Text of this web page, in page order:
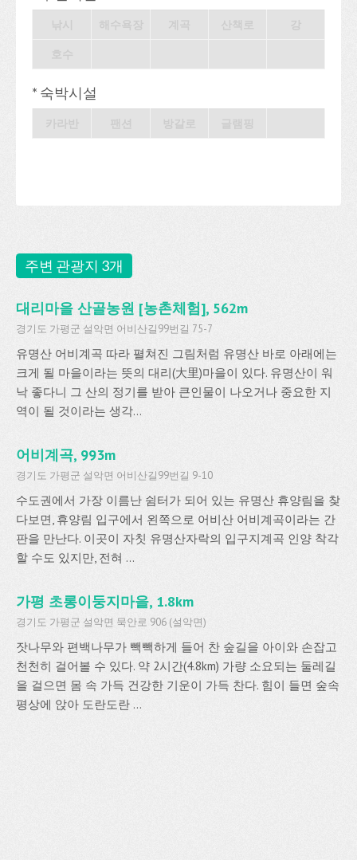
* 숙박시설
주변 관광지 3개
대리마을 산골농원 [농촌체험], 562m
경기도 가평군 설악면 어비산길99번길 75-7
유명산 어비계곡 따라 펼쳐진 그림처럼 유명산 바로 아래에는
크게 될 마을이라는 뜻의 대리(大里)마을이 있다. 유명산이 워
낙 좋다니 그 산의 정기를 받아 큰인물이 나오거나 중요한 지
역이 될 것이라는 생각...
어비계곡, 993m
경기도 가평군 설악면 어비산길99번길 9-10
수도권에서 가장 이름난 쉼터가 되어 있는 유명산 휴양림을 찾
다보면, 휴양림 입구에서 왼쪽으로 어비산 어비계곡이라는 간
판을 만난다. 이곳이 자칫 유명산자락의 입구지계곡 인양 착각
할 수도 있지만, 전혀 ...
가평 초롱이둥지마을, 1.8km
경기도 가평군 설악면 묵안로 906 (설악면)
잣나무와 편백나무가 빽빽하게 들어 찬 숲길을 아이와 손잡고
천천히 걸어볼 수 있다. 약 2시간(4.8km) 가량 소요되는 둘레길
을 걸으면 몸 속 가득 건강한 기운이 가득 찬다. 힘이 들면 숲속
평상에 앉아 도란도란 ...